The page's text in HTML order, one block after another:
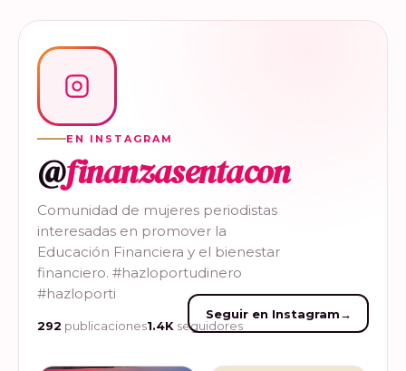
EN INSTAGRAM
@finanzasentacon
Comunidad de mujeres periodistas
interesadas en promover la
Educación Financiera y el bienestar
financiero. #hazloportudinero
#hazloporti
292 publicaciones1.4K seguidores
Seguir en Instagram→